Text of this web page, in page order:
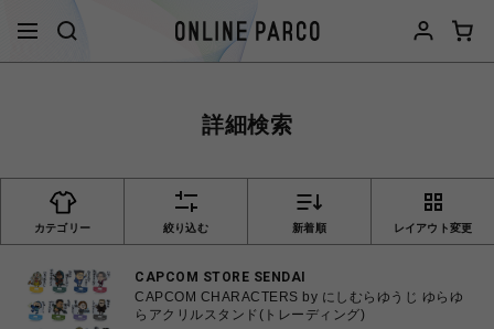
詳細検索
カテゴリー 絞り込む 新着順 レイアウト変更
CAPCOM STORE SENDAI
CAPCOM CHARACTERS by にしむらゆうじ ゆらゆ
らアクリルスタンド(トレーディング)